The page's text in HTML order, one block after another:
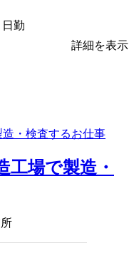
勤
詳細を表示
場で製造・